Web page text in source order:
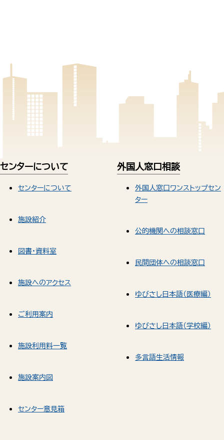
センターについて
センターについて
施設紹介
図書・資料室
施設へのアクセス
ご利用案内
施設利用料一覧
施設案内図
センター意見箱
外国人窓口相談
外国人窓口ワンストップセン
ター
公的機関への相談窓口
民間団体への相談窓口
ゆびさし日本語（医療編）
ゆびさし日本語（学校編）
多言語生活情報